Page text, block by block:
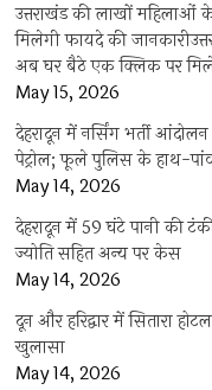
उत्तराखंड की लाखों
मिलेगी फायदे की
अब घर बैठे एक क्लिक पर
May 15, 2026
देहरादून में नर्सिंग भर्ती
पेट्रोल; फूले पुलिस के हाथ-
May 14, 2026
देहरादून में 59 घंटे पानी की टंकी
ज्योति सहित अन्य पर केस
May 14, 2026
दून और हरिद्वार में सितारा
खुलासा
May 14, 2026